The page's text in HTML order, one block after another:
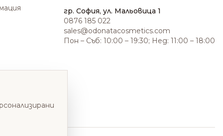
гр. София, ул. Мальовица 1
0876 185 022
sales@odonatacosmetics.com
Пон – Съб: 10:00 – 19:30; Нед: 11:00 – 18:00